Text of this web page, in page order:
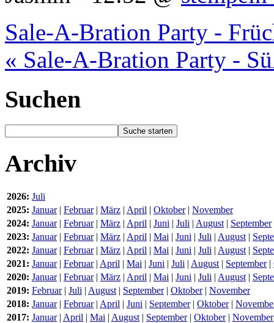
Sale-A-Bration Party -
« Sale-A-Bration Party -
Suchen
Archiv
2026: Juli
2025: Januar| Februar| März | April | Oktober| November
2024: Januar| Februar| März | April | Juni | Juli | August | September
2023: Januar| Februar| März | April | Mai | Juni | Juli | August |
2022: Januar| Februar| März | April | Mai | Juni | Juli | August |
2021: Januar| Februar| April | Mai | Juni | Juli | August | September|
2020: Januar| Februar| März | April | Mai | Juni | Juli | August |
2019: Februar| Juli | August | September| Oktober| November
2018: Januar| Februar| April | Juni | September| Oktober|
2017: Januar| April | Mai | August | September| Oktober| November